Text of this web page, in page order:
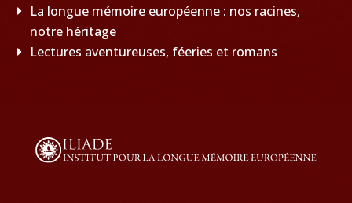
La longue mémoire européenne : nos racines,
notre héritage
Lectures aventureuses, féeries et romans